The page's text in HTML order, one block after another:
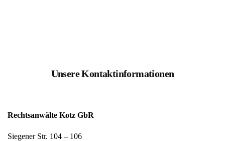
Unsere Kontaktinformationen
Rechtsanwälte Kotz GbR
Siegener Str. 104 – 106